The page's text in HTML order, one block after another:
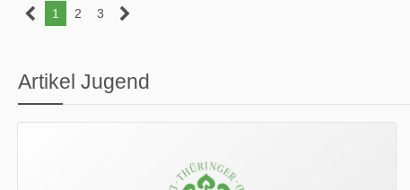
1 2 3
Artikel Jugend